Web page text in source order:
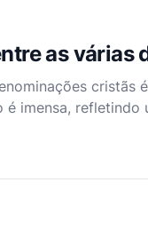
as várias
cristãs
imensa, refletindo